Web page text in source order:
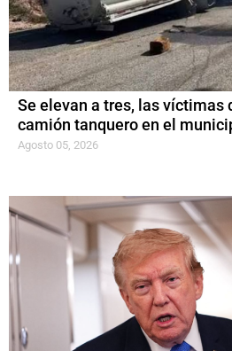
Se elevan a tres, las víctimas
camión tanquero en el
Agosto 05, 2026